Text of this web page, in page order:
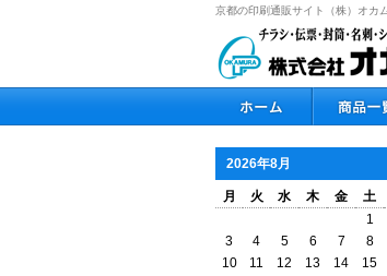
京都の印刷通販サイト（株）オカ
2026年8月
月 火 水 木 金 土
1
3
4 5 6 7 8
10
11 12 13 14 15